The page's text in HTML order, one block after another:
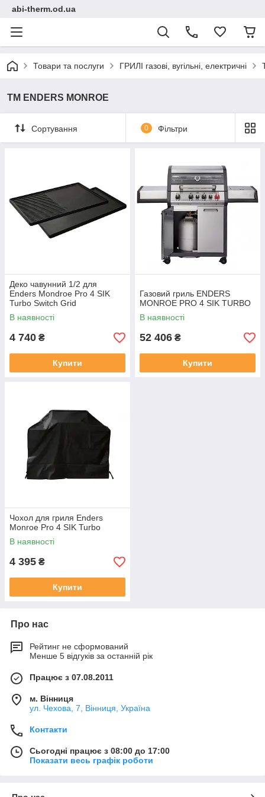
abi-therm.od.ua
Товари та послуги ГРИЛІ газові, вугільні, електричні
TM ENDERS MONROE
Сортування 0 Фільтри
Деко чавунний 1/2 для
Enders Mondroe Pro 4 SIK
Turbo Switch Grid
В наявності
4 740 ₴
Купити
Газовий гриль ENDERS
MONROE PRO 4 SIK TURBO
В наявності
52 406 ₴
Купити
Чохол для гриля Enders
Monroe Pro 4 SIK Turbo
В наявності
4 395 ₴
Купити
Про нас
Рейтинг не сформований
Менше 5 відгуків за останній рік
Працює з 07.08.2011
м. Вінниця
ул. Чехова, 7, Вінниця, Україна
Контакти
Сьогодні працює з 08:00 до 17:00
Показати весь графік роботи